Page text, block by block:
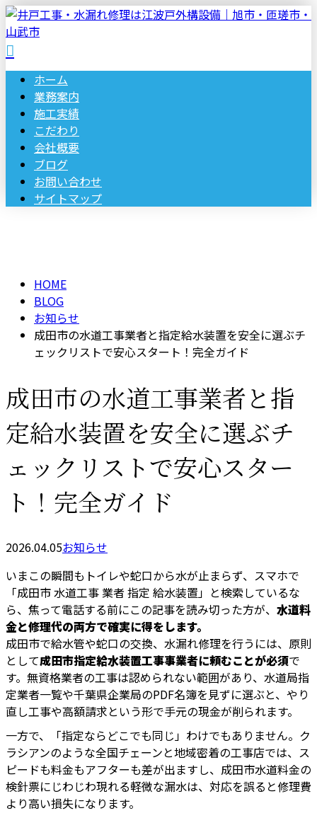
ホーム
業務案内
施工実績
こだわり
会社概要
ブログ
お問い合わせ
サイトマップ
HOME
BLOG
お知らせ
成田市の水道工事業者と指定給水装置を安全に選ぶチ
ェックリストで安心スタート！完全ガイド
成田市の水道工事業者と指
定給水装置を安全に選ぶチ
ェックリストで安心スター
ト！完全ガイド
2026.04.05お知らせ
いまこの瞬間もトイレや蛇口から水が止まらず、スマホで
「成田市 水道工事 業者 指定 給水装置」と検索しているな
ら、焦って電話する前にこの記事を読み切った方が、 水道料
金と修理代の両方で確実に得をします。
成田市で給水管や蛇口の交換、水漏れ修理を行うには、原則
として成田市指定給水装置工事事業者に頼むことが必須で
す。無資格業者の工事は認められない範囲があり、水道局指
定業者一覧や千葉県企業局のPDF名簿を見ずに選ぶと、やり
直し工事や高額請求という形で手元の現金が削られます。
一方で、「指定ならどこでも同じ」わけでもありません。ク
ラシアンのような全国チェーンと地域密着の工事店では、ス
ピードも料金もアフターも差が出ますし、成田市水道料金の
検針票にじわじわ現れる軽微な漏水は、対応を誤ると修理費
より高い損失になります。